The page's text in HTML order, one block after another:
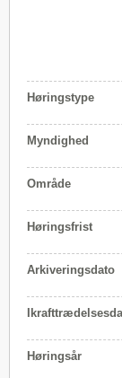
Høringstype
Myndighed
Område
Høringsfrist
Arkiveringsdato
Høringsår